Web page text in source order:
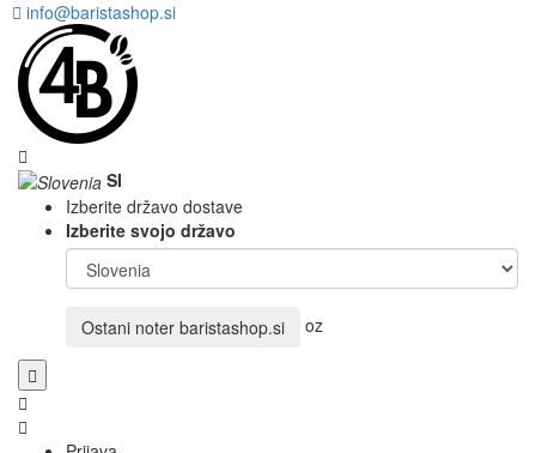
info@baristashop.si
SI
Izberite državo dostave
Izberite svojo državo
Ostani noter baristashop.si oz